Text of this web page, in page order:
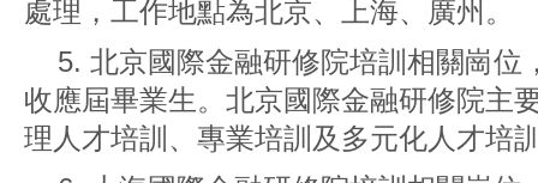
處理，工作地點為北京、上海、廣州。
5. 北京國際金融研修院培訓相關崗位
收應屆畢業生。北京國際金融研修院主
理人才培訓、專業培訓及多元化人才培